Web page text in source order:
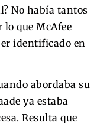
No había tantos
que McAfee
identificado en
abordaba su
ya estaba
Resulta que